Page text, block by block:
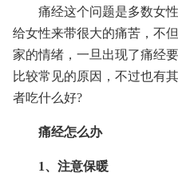
痛经这个问题是多数女
给女性来带很大的痛苦，不
家的情绪，一旦出现了痛经
比较常见的原因，不过也有
者吃什么好?
痛经怎么办
1、注意保暖